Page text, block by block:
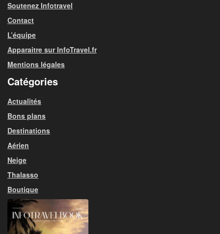
Soutenez Infotravel
Contact
L’équipe
Apparaitre sur InfoTravel.fr
Mentions légales
Catégories
Actualités
Bons plans
Destinations
Aérien
Neige
Thalasso
Boutique